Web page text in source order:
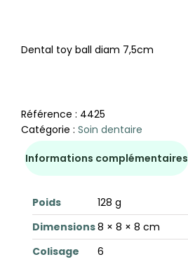
Dental toy ball diam 7,5cm
Référence : 4425
Catégorie : Soin dentaire
Informations complémentaires
Poids
128 g
Dimensions8 × 8 × 8 cm
Colisage
6